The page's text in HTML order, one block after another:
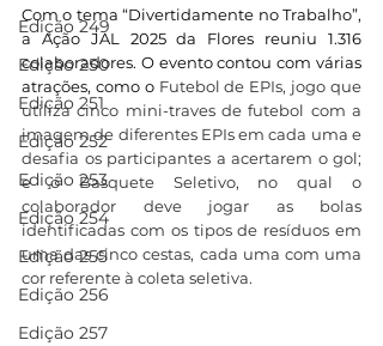
Edição 249
Edição 250
Edição 251
Edição 252
Edição 253
Edição 254
Edição 255
Edição 256
Edição 257
Com o tema “Divertidamente no Trabalho”,
a Ação JAL 2025 da Flores reuniu 1.316
colaboradores. O evento contou com várias
atrações, como o Futebol de EPIs, jogo que
utiliza cinco mini-traves de futebol com a
imagem de diferentes EPIs em cada uma e
desafia os participantes a acertarem o gol;
e o Basquete Seletivo, no qual o
colaborador deve jogar as bolas
identificadas com os tipos de resíduos em
uma das cinco cestas, cada uma com uma
cor referente à coleta seletiva.